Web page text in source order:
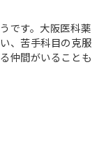
です。大阪医科薬
、苦手科目の克服
仲間がいることも